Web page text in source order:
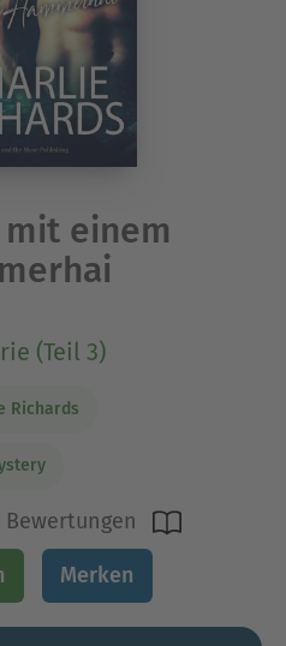
mit einem
(Teil 3)
Richards
Bewertungen
Merken